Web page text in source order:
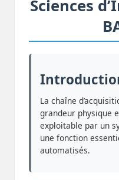
Sciences
La chaîne
grandeur physique
exploitable par un
une fonction
automatisés.